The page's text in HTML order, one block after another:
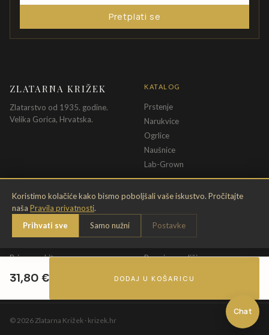
31,80 € DODAJ U KOŠARICU
Chat
Koristimo kolačiće kako bismo poboljšali vaše iskustvo. Pročitajte
naša Pravila privatnosti.
Prihvati sve
Samo nužni Postavke
Pretplati se
ZLATARNA KRIŽEK
Zlatarstvo od 1935. godine.
Velika Gorica, Hrvatska.
KATALOG
Prstenje
Narukvice
Ogrlice
Naušnice
Lab-Grown
INFORMACIJE
O nama
Kontakt
Briga o nakitu
Jamstvo
PRAVNE ODREDBE
Pravila privatnosti
Opći uvjeti
Promjena veličine
©2026Zlatarna Križek · krizek.hr